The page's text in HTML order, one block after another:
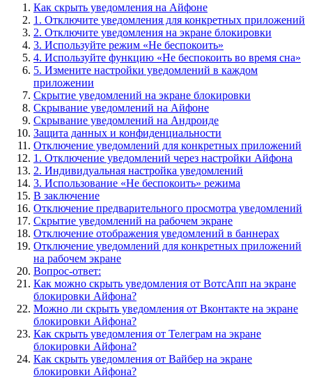
Как скрыть уведомления на Айфоне
1. Отключите уведомления для конкретных приложений
2. Отключите уведомления на экране блокировки
3. Используйте режим «Не беспокоить»
4. Используйте функцию «Не беспокоить во время сна»
5. Измените настройки уведомлений в каждом
приложении
Скрытие уведомлений на экране блокировки
Скрывание уведомлений на Айфоне
Скрывание уведомлений на Андроиде
Защита данных и конфиденциальности
Отключение уведомлений для конкретных приложений
1. Отключение уведомлений через настройки Айфона
2. Индивидуальная настройка уведомлений
3. Использование «Не беспокоить» режима
В заключение
Отключение предварительного просмотра уведомлений
Скрытие уведомлений на рабочем экране
Отключение отображения уведомлений в баннерах
Отключение уведомлений для конкретных приложений
на рабочем экране
Вопрос-ответ:
Как можно скрыть уведомления от ВотсАпп на экране
блокировки Айфона?
Можно ли скрыть уведомления от Вконтакте на экране
блокировки Айфона?
Как скрыть уведомления от Телеграм на экране
блокировки Айфона?
Как скрыть уведомления от Вайбер на экране
блокировки Айфона?